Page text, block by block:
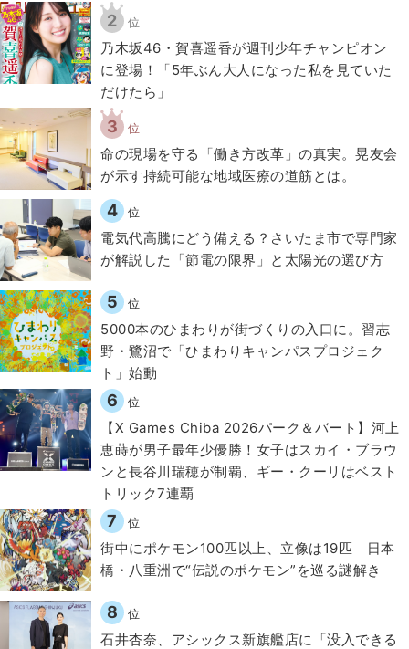
2 位
乃木坂46・賀喜遥香が週刊少年チャンピオン
に登場！「5年ぶん大人になった私を見ていた
だけたら」
3 位
​命の現場を守る「働き方改革」の真実。晃友会
が示す持続可能な地域医療の道筋とは。
4 位
電気代高騰にどう備える？さいたま市で専門家
が解説した「節電の限界」と太陽光の選び方
5 位
5000本のひまわりが街づくりの入口に。習志
野・鷺沼で「ひまわりキャンパスプロジェク
ト」始動
6 位
【X Games Chiba 2026パーク＆バート】河上
恵蒔が男子最年少優勝！女子はスカイ・ブラウ
ンと長谷川瑞穂が制覇、ギー・クーリはベスト
トリック7連覇
7 位
街中にポケモン100匹以上、立像は19匹 日本
橋・八重洲で“伝説のポケモン”を巡る謎解き
8 位
石井杏奈、アシックス新旗艦店に「没入できる